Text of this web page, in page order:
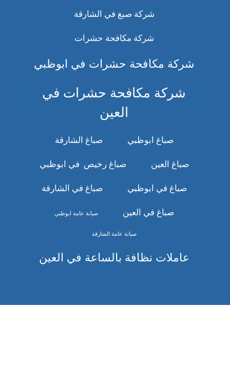
شركة صبغ في الشارقة
شركة مكافحة حشرات
شركة مكافحة حشرات في ابوظبي
شركة مكافحة حشرات في
العين
صباغ ابوظبي صباغ الشارقة
صباغ العين صباغ رخيص في ابوظبي
صباغ في ابوظبي صباغ في الشارقة
صباغ في العين صيانة عامة ابوظبي
صيانة عامة الشارقة
عاملات نظافة بالساعة في العين